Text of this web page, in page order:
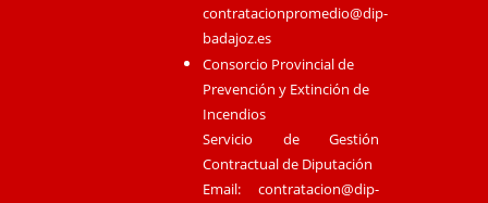
contratacionpromedio@dip-
badajoz.es
Consorcio Provincial de
Prevención y Extinción de
Incendios
Servicio de Gestión
Contractual de Diputación
Email:contratacion@dip-